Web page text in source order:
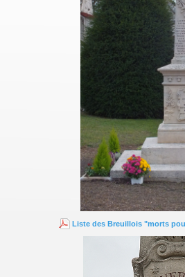
Liste des Breuillois "morts